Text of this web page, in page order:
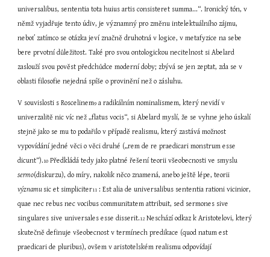
universalibus, sententia tota huius artis consisteret summa...“. Ironický tón, v
němž vyjadřuje tento údiv, je významný pro změnu intelektuálního zájmu,
neboť zatímco se otázka jeví značně druhotná v logice, v metafyzice na sebe
bere prvotní důležitost. Také pro svou ontologickou necitelnost si Abelard
zaslouží svou pověst předchůdce moderní doby; zbývá se jen zeptat, zda se v
oblasti filosofie nejedná spíše o provinění než o zásluhu.
V souvislosti s Roscelinem9 a radikálním nominalismem, který nevidí v
univerzalitě nic víc než „flatus vocis“, si Abelard myslí, že se vyhne jeho úskalí
stejně jako se mu to podařilo v případě realismu, který zastává možnost
vypovídání jedné věci o věci druhé („rem de re praedicari monstrum esse
dicunt“).10
sermo
významu sic et simpliciter11 : Est alia de universalibus sententia rationi vicinior,
quae nec rebus nec vocibus communitatem attribuit, sed sermones sive
singulares sive universales esse disserit.12 Neschází odkaz k Aristotelovi, který
skutečně definuje všeobecnost v termínech predikace (quod natum est
praedicari de pluribus), ovšem v aristotelském realismu odpovídají